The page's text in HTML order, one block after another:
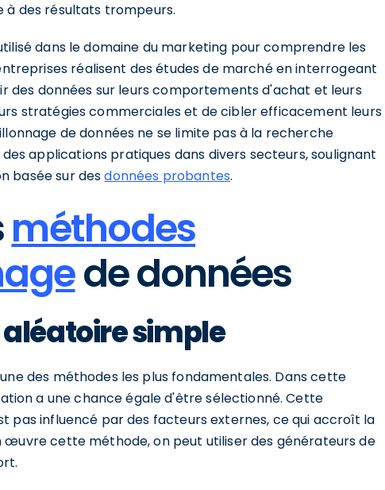
à des résultats trompeurs.
dans le domaine du marketing pour comprendre les
réalisent des études de marché en interrogeant
des données sur leurs comportements d'achat et leurs
stratégies commerciales et de cibler efficacement leurs
de données ne se limite pas à la recherche
applications pratiques dans divers secteurs, soulignant
basée sur desdonnées probantes.
méthodes
de données
simple
des méthodes les plus fondamentales. Dans cette
a une chance égale d'être sélectionné. Cette
pas influencé par des facteurs externes, ce qui accroît la
cette méthode, on peut utiliser des générateurs de